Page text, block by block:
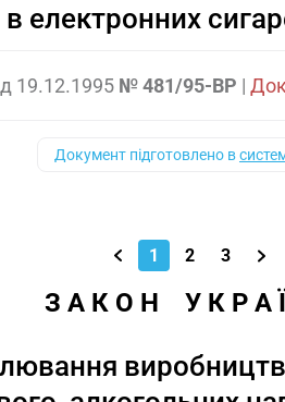
електронних
19.12.1995 № 481/95-ВР |
Документ підготовлено в
1 2 3
З А К О Н    У К Р А